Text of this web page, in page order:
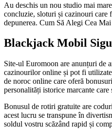
Au deschis un nou studio mai
concluzie, sloturi și cazinouri care
depunerea. Cum Să Alegi Cea
Blackjack Mobil
Site-ul Euromoon are anunțuri de
cazinourilor online și pot fi
de noroc online care oferă
personalități istorice marcante
Bonusul de rotiri gratuite are
acest lucru se transpune în
soldul vostru scăzând rapid și